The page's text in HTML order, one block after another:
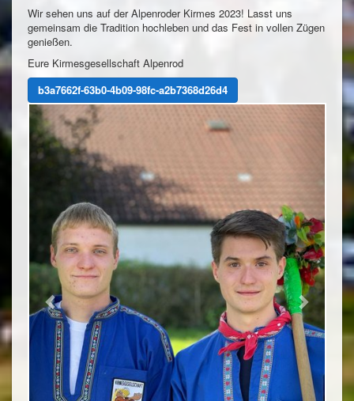
Wir sehen uns auf der Alpenroder Kirmes 2023! Lasst uns
gemeinsam die Tradition hochleben und das Fest in vollen Zügen
genießen.
Eure Kirmesgesellschaft Alpenrod
b3a7662f-63b0-4b09-98fc-a2b7368d26d4